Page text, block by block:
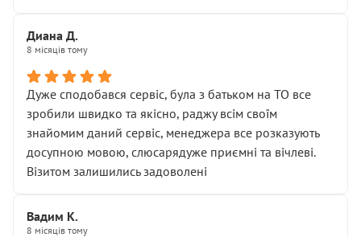
Диана Д.
8 місяців тому
Дуже сподобався сервіс, була з батьком на ТО все
зробили швидко та якісно, раджу всім своїм
знайомим даний сервіс, менеджера все розказують
досупною мовою, слюсарядуже приємні та вічлеві.
Візитом залишились задоволені
Вадим К.
8 місяців тому